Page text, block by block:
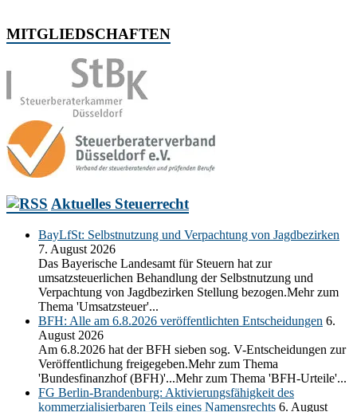
MITGLIEDSCHAFTEN
Aktuelles Steuerrecht
BayLfSt: Selbstnutzung und Verpachtung von Jagdbezirken
7. August 2026
Das Bayerische Landesamt für Steuern hat zur
umsatzsteuerlichen Behandlung der Selbstnutzung und
Verpachtung von Jagdbezirken Stellung bezogen.Mehr zum
Thema 'Umsatzsteuer'...
BFH: Alle am 6.8.2026 veröffentlichten Entscheidungen 6.
August 2026
Am 6.8.2026 hat der BFH sieben sog. V-Entscheidungen zur
Veröffentlichung freigegeben.Mehr zum Thema
'Bundesfinanzhof (BFH)'...Mehr zum Thema 'BFH-Urteile'...
FG Berlin-Brandenburg: Aktivierungsfähigkeit des
kommerzialisierbaren Teils eines Namensrechts 6. August